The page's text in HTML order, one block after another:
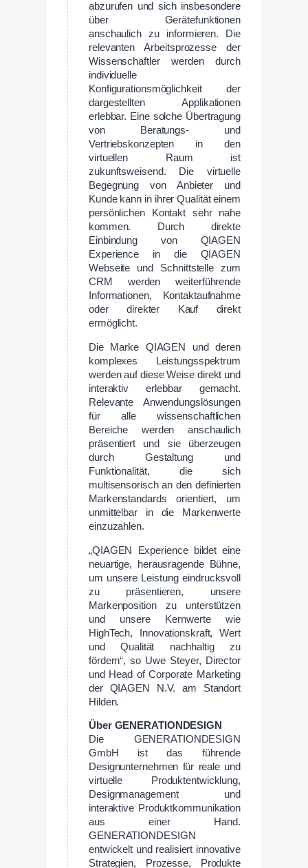
abzurufen und sich insbesondere
über Gerätefunktionen
anschaulich zu informieren. Die
relevanten Arbeitsprozesse der
Wissenschaftler werden durch
individuelle
Konfigurationsmöglichkeit der
dargestellten Applikationen
erlebbar. Eine solche Übertragung
von Beratungs- und
Vertriebskonzepten in den
virtuellen Raum ist
zukunftsweisend. Die virtuelle
Begegnung von Anbieter und
Kunde kann in ihrer Qualität einem
persönlichen Kontakt sehr nahe
kommen. Durch direkte
Einbindung von QIAGEN
Experience in die QIAGEN
Webseite und Schnittstelle zum
CRM werden weiterführende
Informationen, Kontaktaufnahme
oder direkter Kauf direkt
ermöglicht.
Die Marke QIAGEN und deren
komplexes Leistungsspektrum
werden auf diese Weise direkt und
interaktiv erlebbar gemacht.
Relevante Anwendungslösungen
für alle wissenschaftlichen
Bereiche werden anschaulich
präsentiert und sie überzeugen
durch Gestaltung und
Funktionalität, die sich
multisensorisch an den definierten
Markenstandards orientiert, um
unmittelbar in die Markenwerte
einzuzahlen.
„QIAGEN Experience bildet eine
neuartige, herausragende Bühne,
um unsere Leistung eindrucksvoll
zu präsentieren, unsere
Markenposition zu unterstützen
und unsere Kernwerte wie
HighTech, Innovationskraft, Wert
und Qualität nachhaltig zu
fördern“, so Uwe Steyer, Director
und Head of Corporate Marketing
der QIAGEN N.V. am Standort
Hilden.
Über GENERATIONDESIGN
Die GENERATIONDESIGN
GmbH ist das führende
Designunternehmen für reale und
virtuelle Produktentwicklung,
Designmanagement und
interaktive Produktkommunikation
aus einer Hand.
GENERATIONDESIGN
entwickelt und realisiert innovative
Strategien, Prozesse, Produkte